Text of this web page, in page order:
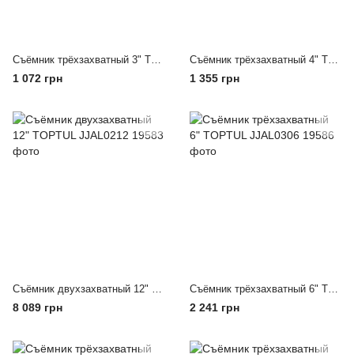
Съёмник трёхзахватный 3" TOPTUL JJAL0303
1 072 грн
Съёмник трёхзахватный 4" TOPTUL JJAL0304
1 355 грн
Съёмник двухзахватный 12" TOPTUL JJAL0212
8 089 грн
Съёмник трёхзахватный 6" TOPTUL JJAL0306
2 241 грн